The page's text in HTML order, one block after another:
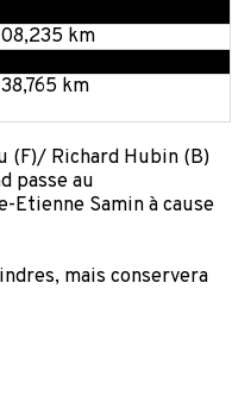
km
km
(F)/ Richard Hubin (B)
passe au
Etienne Samin à cause
mais conservera